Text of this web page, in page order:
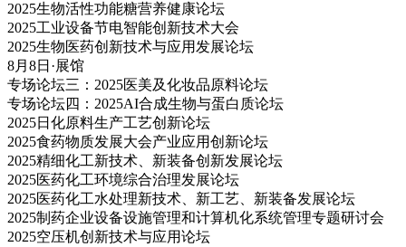
2025生物活性功能糖营养健康论坛
2025工业设备节电智能创新技术大会
2025生物医药创新技术与应用发展论坛
8月8日·展馆
专场论坛三：2025医美及化妆品原料论坛
专场论坛四：2025AI合成生物与蛋白质论坛
2025日化原料生产工艺创新论坛
2025食药物质发展大会产业应用创新论坛
2025精细化工新技术、新装备创新发展论坛
2025医药化工环境综合治理发展论坛
2025医药化工水处理新技术、新工艺、新装备发展论坛
2025制药企业设备设施管理和计算机化系统管理专题研讨会
2025空压机创新技术与应用论坛